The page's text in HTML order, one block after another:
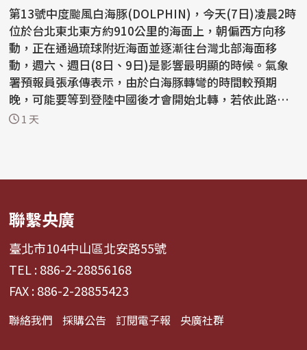
第13號中度颱風白海豚(DOLPHIN)，今天(7日)凌晨2時
位於台北東北東方約910公里的海面上，朝偏西方向移
動，正在通過琉球附近海面並逐漸往台灣北部海面移
動，週六、週日(8日、9日)是影響最明顯的時候。氣象
署預報員張承傳表示，由於白海豚轉彎的時間較預期
晚，可能要等到登陸中國後才會開始北轉，若依此路
徑，最快今天下半...
1 天
聯繫央廣
臺北市104中山區北安路55號
TEL : 886-2-28856168
FAX : 886-2-28855423
聯絡我們 採購公告 訂閱電子報 央廣社群